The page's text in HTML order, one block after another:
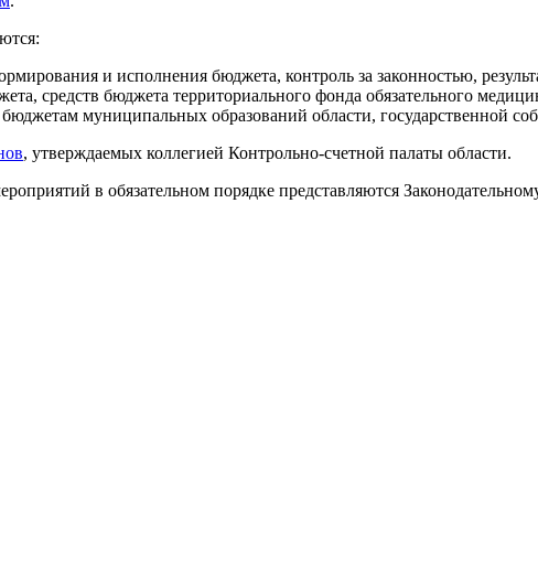
и исполнения бюджета, контроль за законностью,
средств бюджета территориального фонда обязательного
муниципальных образований области, государственной
, утверждаемых коллегией Контрольно-счетной палаты области.
в обязательном порядке представляются